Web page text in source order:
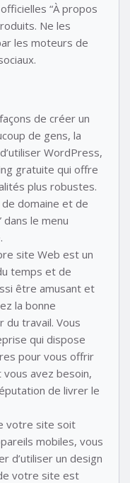
“À propos
Ne les
les moteurs de
de créer un
de gens, la
WordPress,
gratuite qui offre
plus robustes.
domaine et de
le menu
site Web est un
temps et de
être amusant et
la bonne
du travail. Vous
qui dispose
pour vous offrir
avez besoin,
de livrer le
votre site soit
mobiles, vous
d’utiliser un design
votre site est